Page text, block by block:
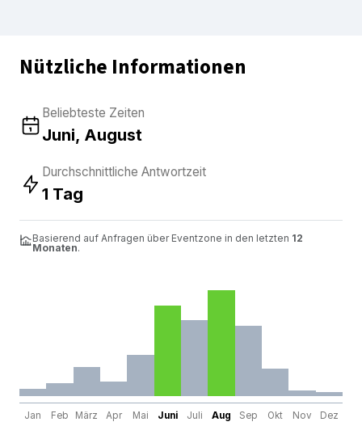
Nützliche Informationen
Beliebteste Zeiten
Juni, August
Durchschnittliche Antwortzeit
1 Tag
Basierend auf Anfragen über Eventzone in den letzten 12
Monaten.
Jan Feb März Apr Mai Juni Juli Aug Sep Okt Nov Dez